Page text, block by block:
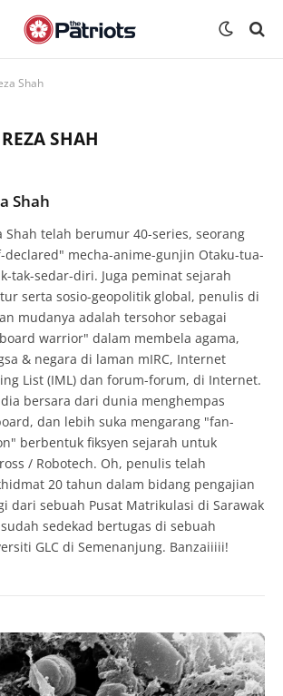
Shah
REZA SHAH
Shah
Shah telah berumur 40-series, seorang
declared" mecha-anime-gunjin Otaku-tua-
tak-sedar-diri. Juga peminat sejarah
serta sosio-geopolitik global, penulis di
mudanya adalah tersohor sebagai
warrior" dalam membela agama,
& negara di laman mIRC, Internet
List (IML) dan forum-forum, di Internet.
bersara dari dunia menghempas
dan lebih suka mengarang "fan-
berbentuk fiksyen sejarah untuk
/ Robotech. Oh, penulis telah
20 tahun dalam bidang pengajian
dari sebuah Pusat Matrikulasi di Sarawak
sedekad bertugas di sebuah
GLC di Semenanjung. Banzaiiiii!